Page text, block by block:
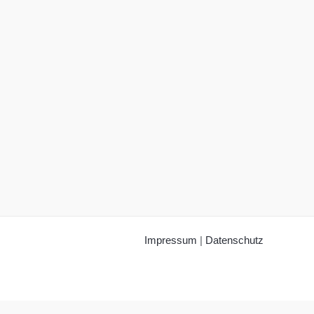
Impressum | Datenschutz